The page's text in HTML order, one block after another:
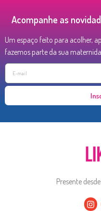
Acompanhe as
Um espaço feito para acolher,
fazemos parte da sua
Presente